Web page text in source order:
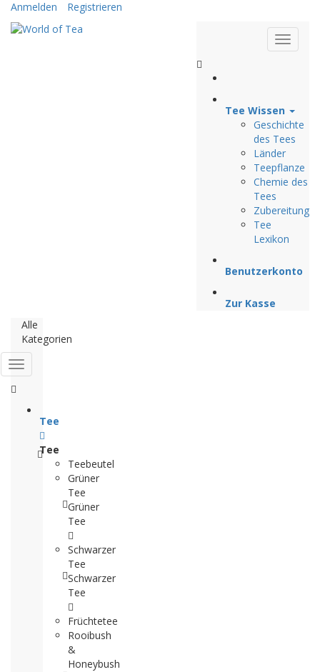
Anmelden Registrieren
Tee Wissen
Geschichte
des Tees
Länder
Teepflanze
Chemie des
Tees
Zubereitung
Tee
Lexikon
Benutzerkonto
Zur Kasse
Alle
Kategorien
Tee
Tee
Teebeutel
Grüner
Tee
Grüner
Tee
Schwarzer
Tee
Schwarzer
Tee
Früchtetee
Rooibush
&
Honeybush